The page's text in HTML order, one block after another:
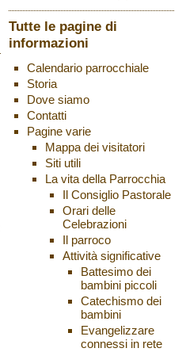
Tutte le pagine di
informazioni
Calendario parrocchiale
Storia
Dove siamo
Contatti
Pagine varie
Mappa dei visitatori
Siti utili
La vita della Parrocchia
Il Consiglio Pastorale
Orari delle
Celebrazioni
Il parroco
Attività significative
Battesimo dei
bambini piccoli
Catechismo dei
bambini
Evangelizzare
connessi in rete